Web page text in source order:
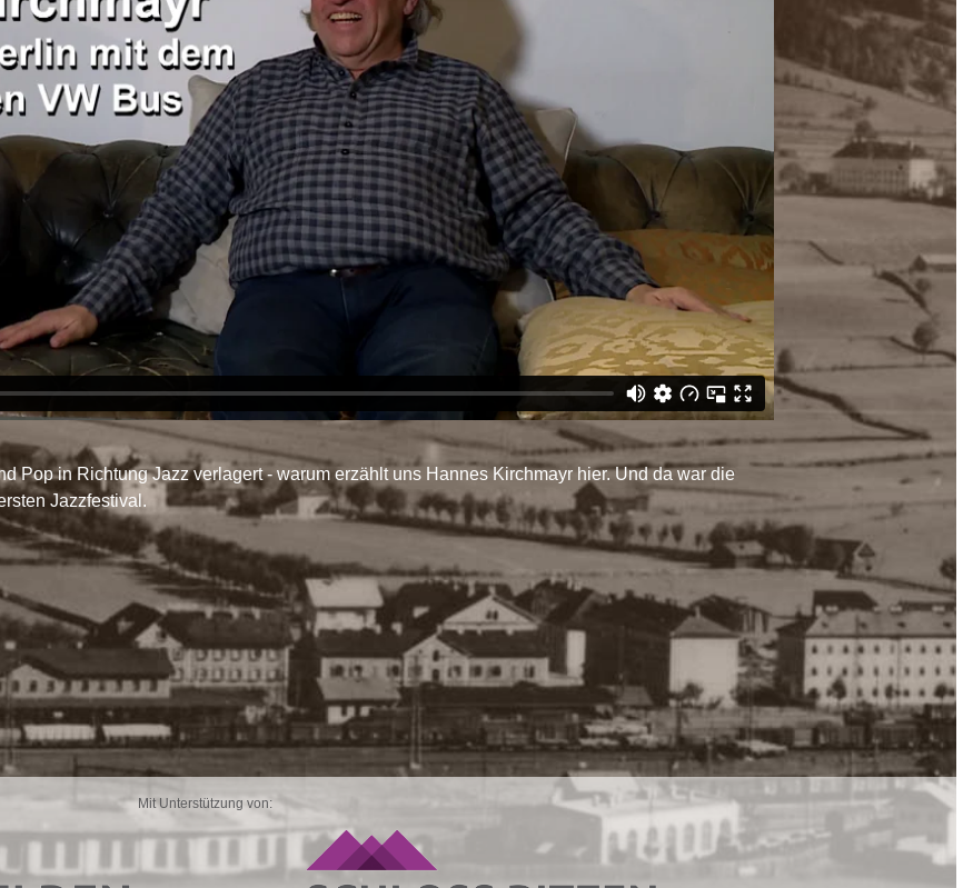
Pop in Richtung Jazz verlagert - warum erzählt uns Hannes Kirchmayr hier. Und da war die
Jazzfestival.
Mit Unterstützung von: